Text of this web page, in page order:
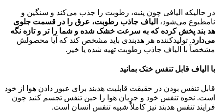
در حالیکه الیافی چون پنبه، رطوبت را جذب می‌کند و سنگین و
نامطبوع می‌شود، الیاف جاذب رطوبت، عرق را در قسمت جلوی
هد بند پخش کرده که به سرعت خشک شده و شما را تر و تازه نگه
می‌دارد. تولیدکننده هر هدبندی باید مشخص کند که آیا محصولش
مشخصاً با الیاف جاذب رطوبت تهیه شده یا خیر.
با الیاف قابل تنفس خنک بمانید
قابل تنفس بودن در حقیقت قابلیت هدبند برای عبور دادن هوا از خود
است. نحوه تنفس خود و جریان هوا را حین تنفس تجسم کنید چون
فرایند تنفس هدبند نیز کاملاً شبیه تنفس انسان است.